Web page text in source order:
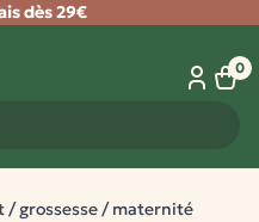
dès 29€
0
/ grossesse / maternité